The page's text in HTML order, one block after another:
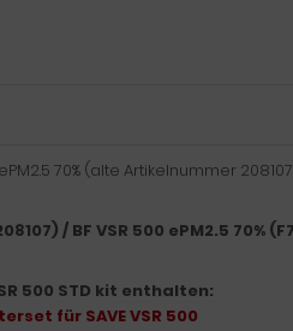
70% (alte Artikelnummer
/ BF VSR 500 ePM2.5
500 STD kit enthalten:
für SAVE VSR 500